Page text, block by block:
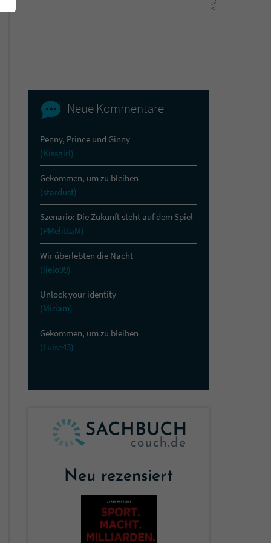
Neue Kommentare
Penny, Prince und Ginny
(Kissgirl)
Gekommen, um zu bleiben
(stardust)
Szenario: Die Zukunft steht auf dem Spiel
(PMelittaM)
Wir überlebten die Nacht
(lielo99)
Unlock your identity
(Miriam)
Gekommen, um zu bleiben
(Luise43)
Neu rezensiert